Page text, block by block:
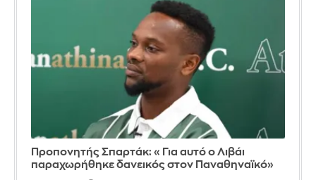
Προπονητής Σπαρτάκ: «Για αυτό ο Λιβάι
παραχωρήθηκε δανεικός στον Παναθηναϊκό»